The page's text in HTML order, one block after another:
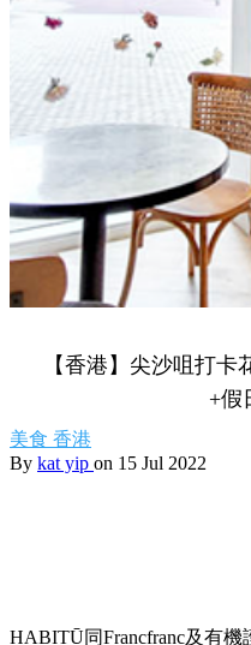
【香港】尖沙咀打卡
+假
美食 香港
By kat yip on 15 Jul 2022
HABITŪ同Francfranc及有機